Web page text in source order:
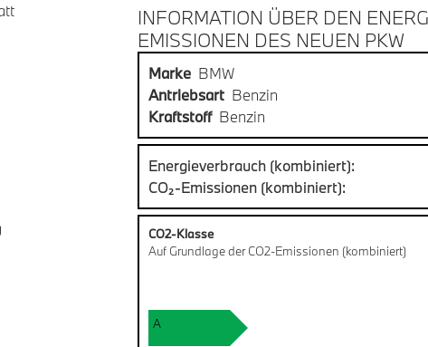
INFORMATION ÜBER DEN
EMISSIONEN DES NEUEN PKW
Marke BMW
Antriebsart Benzin
Kraftstoff Benzin
Energieverbrauch (kombiniert):
CO₂-Emissionen (kombiniert):
CO2-Klasse
Auf Grundlage der CO2-Emissionen (kombiniert)
A